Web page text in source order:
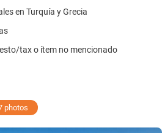
en Turquía y Grecia
tax o ítem no mencionado
photos